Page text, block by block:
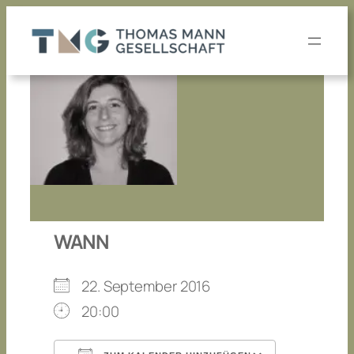
Inhalt
springen
WANN
22. September 2016
20:00